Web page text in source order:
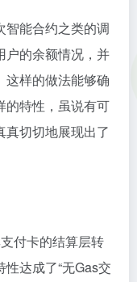
智能合约之类的调
户的余额情况，并
这样的做法能够确
的特性，虽说有可
切切地展现出了
付卡的结算层转
达成了“无Gas交